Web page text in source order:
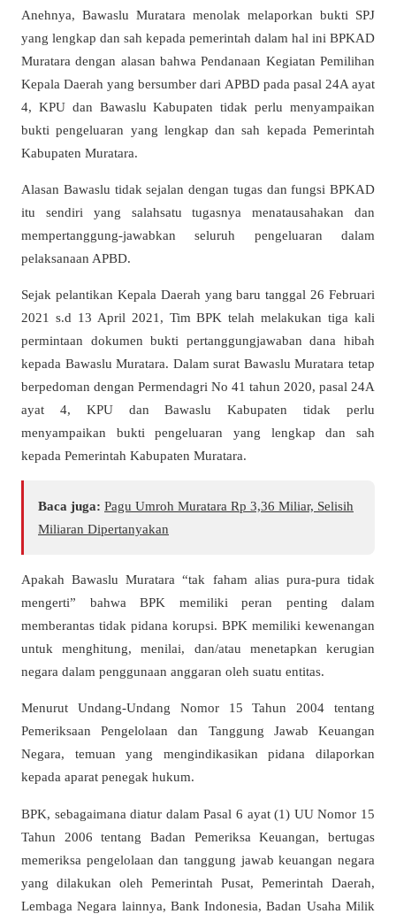
Anehnya, Bawaslu Muratara menolak melaporkan bukti SPJ
yang lengkap dan sah kepada pemerintah dalam hal ini BPKAD
Muratara dengan alasan bahwa Pendanaan Kegiatan Pemilihan
Kepala Daerah yang bersumber dari APBD pada pasal 24A ayat
4, KPU dan Bawaslu Kabupaten tidak perlu menyampaikan
bukti pengeluaran yang lengkap dan sah kepada Pemerintah
Kabupaten Muratara.
Alasan Bawaslu tidak sejalan dengan tugas dan fungsi BPKAD
itu sendiri yang salahsatu tugasnya menatausahakan dan
mempertanggung-jawabkan seluruh pengeluaran dalam
pelaksanaan APBD.
Sejak pelantikan Kepala Daerah yang baru tanggal 26 Februari
2021 s.d 13 April 2021, Tim BPK telah melakukan tiga kali
permintaan dokumen bukti pertanggungjawaban dana hibah
kepada Bawaslu Muratara. Dalam surat Bawaslu Muratara tetap
berpedoman dengan Permendagri No 41 tahun 2020, pasal 24A
ayat 4, KPU dan Bawaslu Kabupaten tidak perlu
menyampaikan bukti pengeluaran yang lengkap dan sah
kepada Pemerintah Kabupaten Muratara.
Baca juga: Pagu Umroh Muratara Rp 3,36 Miliar, Selisih
Miliaran Dipertanyakan
Apakah Bawaslu Muratara “tak faham alias pura-pura tidak
mengerti” bahwa BPK memiliki peran penting dalam
memberantas tidak pidana korupsi. BPK memiliki kewenangan
untuk menghitung, menilai, dan/atau menetapkan kerugian
negara dalam penggunaan anggaran oleh suatu entitas.​
Menurut Undang-Undang Nomor 15 Tahun 2004 tentang
Pemeriksaan Pengelolaan dan Tanggung Jawab Keuangan
Negara, temuan yang mengindikasikan pidana dilaporkan
kepada aparat penegak hukum.
BPK, sebagaimana diatur dalam Pasal 6 ayat (1) UU Nomor 15
Tahun 2006 tentang Badan Pemeriksa Keuangan, bertugas
memeriksa pengelolaan dan tanggung jawab keuangan negara
yang dilakukan oleh Pemerintah Pusat, Pemerintah Daerah,
Lembaga Negara lainnya, Bank Indonesia, Badan Usaha Milik